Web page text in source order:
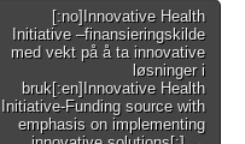
[:no]Innovative Health
Initiative –finansieringskilde
med vekt på å ta innovative
løsninger i
bruk[:en]Innovative Health
Initiative-Funding source with
emphasis on implementing